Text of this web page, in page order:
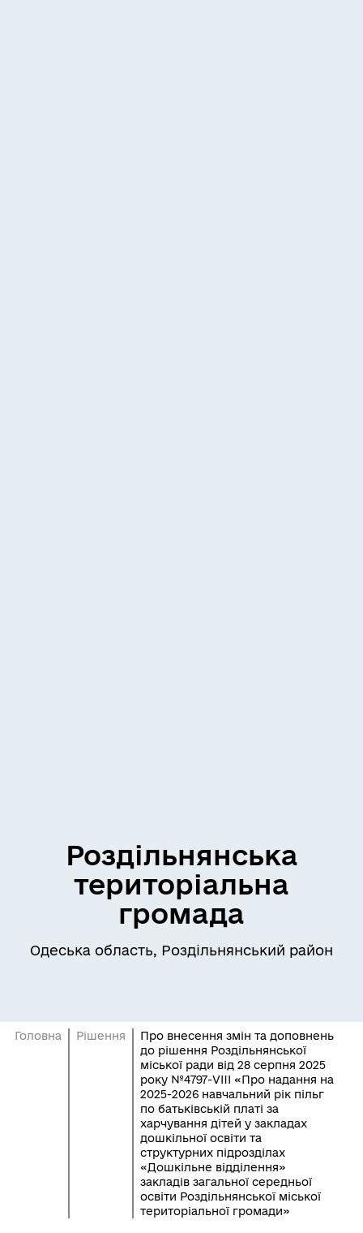
Роздільнянська
територіальна
громада
Одеська область, Роздільнянський район
Головна Рішення
Про внесення змін та доповнень
до рішення Роздільнянської
міської ради від 28 серпня 2025
року №4797-VIII «Про надання на
2025-2026 навчальний рік пільг
по батьківській платі за
харчування дітей у закладах
дошкільної освіти та
структурних підрозділах
«Дошкільне відділення»
закладів загальної середньої
освіти Роздільнянської міської
територіальної громади»